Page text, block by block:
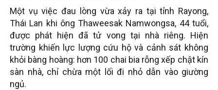
Một vụ việc đau lòng vừa xảy ra tại tỉnh Rayong,
Thái Lan khi ông Thaweesak Namwongsa, 44 tuổi,
được phát hiện đã tử vong tại nhà riêng. Hiện
trường khiến lực lượng cứu hộ và cảnh sát không
khỏi bàng hoàng: hơn 100 chai bia rỗng xếp chật kín
sàn nhà, chỉ chừa một lối đi nhỏ dẫn vào giường
ngủ.